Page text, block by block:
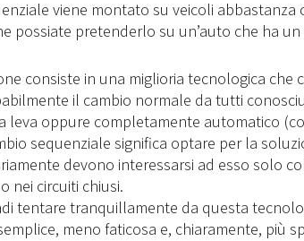
viene montato su veicoli abbastanza
possiate pretenderlo su un’auto che ha
consiste in una miglioria tecnologica che
il cambio normale da tutti
leva oppure completamente automatico
sequenziale significa optare per la
devono interessarsi ad esso solo
nei circuiti chiusi.
tentare tranquillamente da questa
meno faticosa e, chiaramente, più